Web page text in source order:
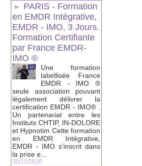
PARIS - Formation
en EMDR Intégrative,
EMDR - IMO, 3 Jours.
Formation Certifiante
par France EMDR-
IMO ®
Une formation
labellisée France
EMDR - IMO ®
seule association pouvant
légalement délivrer la
certification EMDR - IMO® .
Un partenariat entre les
Instituts CHTIP, IN-DOLORE
et Hypnotim Cette formation
en EMDR Intégrative,
EMDR - IMO s’inscrit dans
la prise e...
30/11/2026